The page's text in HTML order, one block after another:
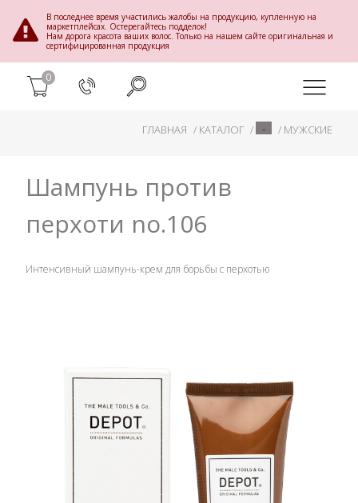
В последнее время участились жалобы на продукцию, купленную на
маркетплейсах. Остерегайтесь подделок!
Нам дорога красота ваших волос. Только на нашем сайте оригинальная и
сертифицированная продукция
0
ГЛАВНАЯ КАТАЛОГ - МУЖСКИЕ
Шампунь против
перхоти no.106
Интенсивный шампунь-крем для борьбы с перхотью